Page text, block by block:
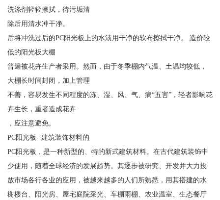
洗涤剂轻轻擦拭，待污垢清
除后用清水冲干净。
后将冲洗过后的PC阳光板上的水渍用干净的软布擦拭干净。 造价较
低的阳光板大棚
普遍被花卉生产者采用。然而，由于冬季棚内气温、土温均较低，
大棚长时间封闭，加上管理
不善，容易发生不同程度的冻、湿、风、气、病“五害”，轻者影响花
卉生长，重者造成花卉
，应注意避免。
PC阳光板--建筑装饰材料的
PC阳光板，是一种新型的、特的新式建筑材料。在古代建筑装饰中
少使用，随着全球经济的发展趋势。其逐步被研究、开发并大力投
放市场各行各业的应用，被越来越多的人们所熟悉，用其搭建的水
榭楼台、阳光房、屋宅庭院采光、车棚雨棚、农业温室、生态餐厅